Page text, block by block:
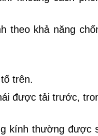
theo khả năng
trên.
được tải trước,
kính thường được